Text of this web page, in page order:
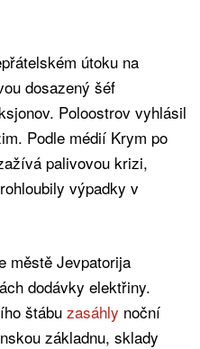
útoku na
dosazený šéf
Poloostrov vyhlásil
Podle médií Krym po
palivovou krizi,
výpadky v
městě Jevpatorija
dodávky elektřiny.
štábu zasáhly noční
základnu, sklady